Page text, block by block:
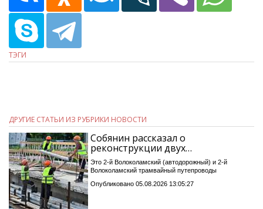
ТЭГИ
ДРУГИЕ СТАТЬИ ИЗ РУБРИКИ НОВОСТИ
Собянин рассказал о
реконструкции двух…
Это 2-й Волоколамский (автодорожный) и 2-й
Волоколамский трамвайный путепроводы
Опубликовано 05.08.2026 13:05:27